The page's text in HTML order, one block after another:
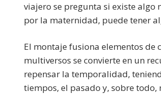
viajero se pregunta si existe algo
por la maternidad, puede tener
El montaje fusiona elementos de
multiversos se convierte en un
repensar la temporalidad,
tiempos, el pasado y, sobre